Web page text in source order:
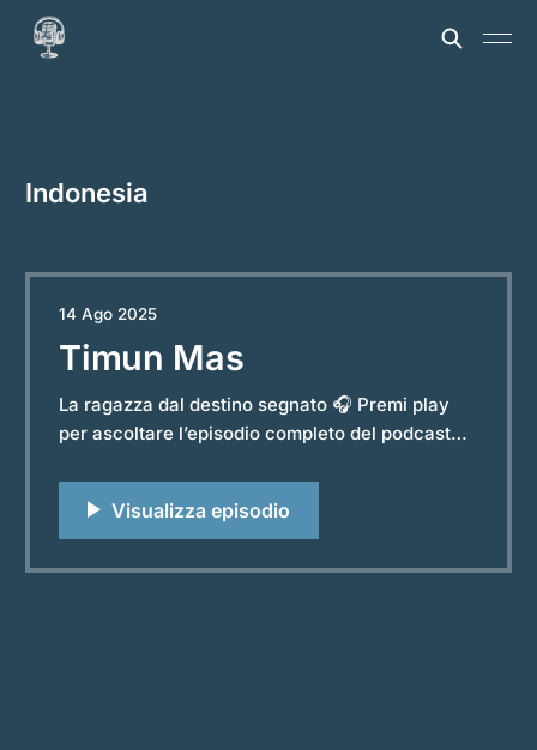
Indonesia
Timun Mas
La ragazza dal destino segnato 🎧 Premi play
per ascoltare l’episodio completo del podcast
una leggenda che parla di coraggio, inganno e
nata da un seme speciale, cresciuta
14 Ago 2025